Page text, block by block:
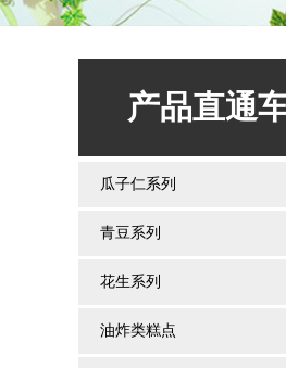
产品直通
瓜子仁系列
青豆系列
花生系列
油炸类糕点